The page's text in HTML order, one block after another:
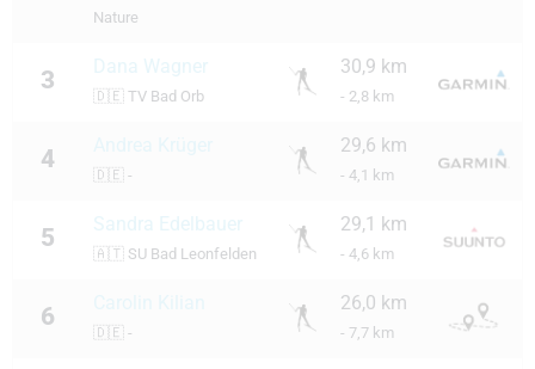
Nature
3 Dana Wagner
🇩🇪 TV Bad Orb
30,9 km
- 2,8 km
4
🇩🇪 -
29,6 km
- 4,1 km
5 Sandra Edelbauer
🇦🇹 SU Bad Leonfelden
29,1 km
- 4,6 km
6
🇩🇪 -
26,0 km
- 7,7 km